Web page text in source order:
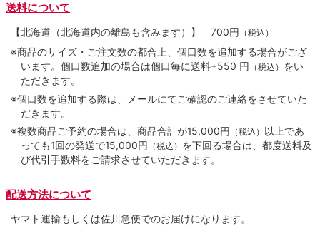
送料について
【北海道（北海道内の離島も含みます）】 700円 （税込）
※商品のサイズ・ご注文数の都合上、個口数を追加する場合がござ
います。個口数追加の場合は個口毎に送料+550 円 （税込） をい
ただきます。
※個口数を追加する際は、メールにてご確認のご連絡をさせていた
だきます。
※複数商品ご予約の場合は、商品合計が15,000円 （税込） 以上であ
っても1回の発送で15,000円 （税込） を下回る場合は、都度送料及
び代引手数料をご請求させていただきます。
配送方法について
ヤマト運輸もしくは佐川急便でのお届けになります。